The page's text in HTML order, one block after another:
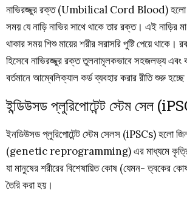
নাভিরজ্জুর রক্ত (Umbilical Cord Blood) হলো
সময় যে নাড়ি নাভির সাথে থাকে তার রক্ত। এই নাড়ির
থাকার সময় শিশু মায়ের শরীর সরাসরি পুষ্টি পেয়ে
হিসেবে নাভিরজ্জুর রক্ততুলনামূলকভাবে সহজলভ্য এবং
বর্তমানে আম্বেলিক্যাল কর্ড ব্যবহার করার রীতি শুরু
ইন্ডিউসড প্লুরিপোটেন্ট স্টেম সেল
ইনডিউসড প্লুরিপোটেন্ট স্টেম সেলস (iPSCs) হলো
(genetic reprogramming) এর মাধ্যমে
যা মানুষের শরীরের বিশেষায়িত কোষ (যেমন- ত্বকের
তৈরি করা হয়।